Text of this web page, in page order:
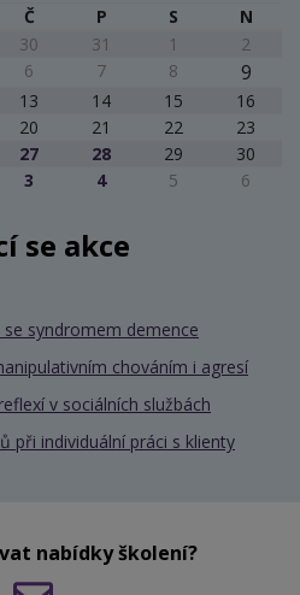
Č P S
N
30 31 1
2
6 7 8 9
13 14 15
16
20 21 22
23
27 28 29
30
3 4 5 6
se akce
syndromem demence
chováním i agresí
v sociálních službách
při individuální práci s klienty
nabídky školení?